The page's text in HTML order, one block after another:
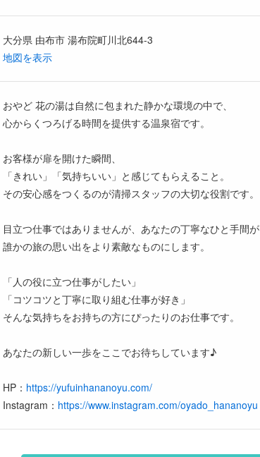
大分県 由布市 湯布院町川北644-3
地図を表示
おやど 花の湯は自然に包まれた静かな環境の中で、
心からくつろげる時間を提供する温泉宿です。
お客様が扉を開けた瞬間、
「きれい」「気持ちいい」と感じてもらえること。
その安心感をつくるのが清掃スタッフの大切な役割です。
目立つ仕事ではありませんが、あなたの丁寧なひと手間が
誰かの旅の思い出をより素敵なものにします。
「人の役に立つ仕事がしたい」
「コツコツと丁寧に取り組む仕事が好き」
そんな気持ちをお持ちの方にぴったりのお仕事です。
あなたの新しい一歩をここでお待ちしています♪
HP： https://yufuinhananoyu.com/
Instagram： https://www.instagram.com/oyado_hananoyu